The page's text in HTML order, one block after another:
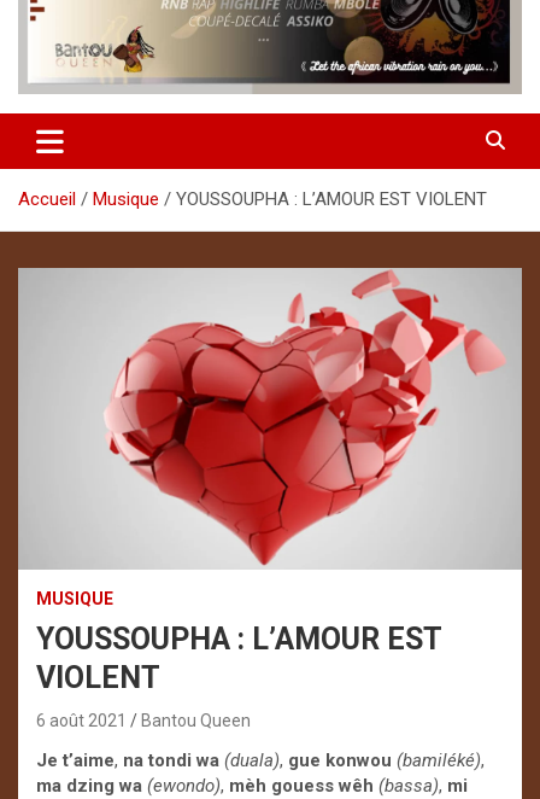
Accueil Musique YOUSSOUPHA : L’AMOUR EST VIOLENT
MUSIQUE
YOUSSOUPHA : L’AMOUR EST
VIOLENT
6 août 2021 Bantou Queen
Je t’aime, na tondi wa (duala), gue konwou (bamiléké),
ma dzing wa (ewondo), mèh gouess wêh (bassa), mi